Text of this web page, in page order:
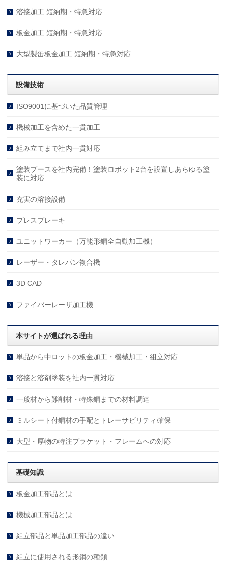
溶接加工 短納期・特急対応
板金加工 短納期・特急対応
大型製缶板金加工 短納期・特急対応
設備技術
ISO9001に基づいた品質管理
機械加工を含めた一貫加工
組み立てまで社内一貫対応
塗装ブースを社内完備！塗装ロボット2台を設置しあらゆる塗
装に対応
充実の溶接設備
プレスブレーキ
ユニットワーカー（万能形鋼全自動加工機）
レーザー・タレパン複合機
3D CAD
ファイバーレーザ加工機
本サイトが選ばれる理由
単品から中ロットの板金加工・機械加工・組立対応
溶接と溶剤塗装を社内一貫対応
一般材から難削材・特殊鋼までの材料調達
ミルシート付鋼材の手配とトレーサビリティ確保
大型・厚物の特注ブラケット・フレームへの対応
基礎知識
板金加工部品とは
機械加工部品とは
組立部品と単品加工部品の違い
組立に使用される形鋼の種類